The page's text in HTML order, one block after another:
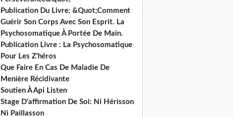
Publication Du Livre: &Quot;Comment
Guérir Son Corps Avec Son Esprit. La
Psychosomatique À Portée De Main.
Publication Livre : La Psychosomatique
Pour Les Z'héros
Que Faire En Cas De Maladie De
Menière Récidivante
Soutien À Api Listen
Stage D'affirmation De Soi: Ni Hérisson
Ni Paillasson